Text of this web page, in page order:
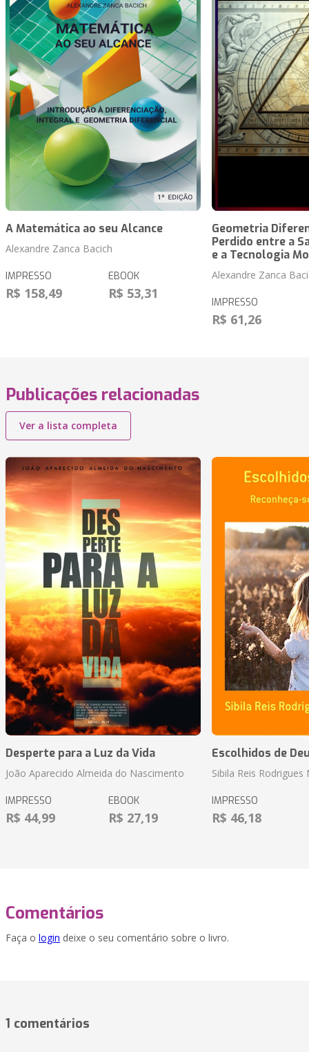
A Matemática ao seu Alcance
Alexandre Zanca Bacich
IMPRESSO
R$ 158,49
EBOOK
R$ 53,31
Geometria
Perdido entre a
e a Tecnologia
Alexandre Zanca
IMPRESSO
R$ 61,26
Publicações relacionadas
Ver a lista completa
Desperte para a Luz da Vida
João Aparecido Almeida do Nascimento
IMPRESSO
R$ 44,99
EBOOK
R$ 27,19
Escolhidos de
Sibila Reis
IMPRESSO
R$ 46,18
Comentários
Faça o login deixe o seu comentário sobre o livro.
1 comentários